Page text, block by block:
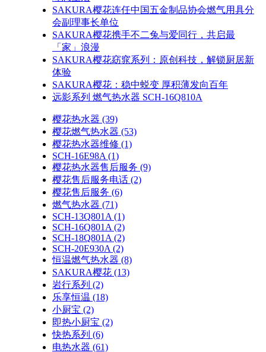
SAKURA樱花连任中国五金制品协会燃气用具分
会副理事长单位
SAKURA樱花携手不二兔与爱同行，共启最
「家」浪漫
SAKURA樱花窈窕系列：原创科技，解锁厨居新
体验
SAKURA樱花：稳中蜕变 厚积薄发向百年
远影系列 燃气热水器 SCH-16Q810A
樱花热水器 (39)
樱花燃气热水器 (53)
樱花热水器维修 (1)
SCH-16E98A (1)
樱花热水器售后服务 (9)
樱花售后服务电话 (2)
樱花售后服务 (6)
燃气热水器 (71)
SCH-13Q801A (1)
SCH-16Q801A (2)
SCH-18Q801A (2)
SCH-20E930A (2)
恒温燃气热水器 (8)
SAKURA樱花 (13)
岩行系列 (2)
乐享恒温 (18)
小厨宝 (2)
即热小厨宝 (2)
快热系列 (6)
电热水器 (61)